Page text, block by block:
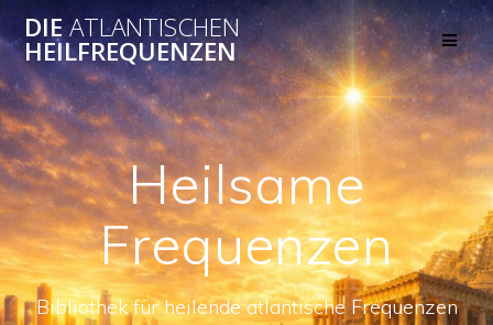
Skip
to
content
DIEATLANTISCHEN
HEILFREQUENZEN
Heilsame
Frequenzen
Bibliothek für heilende atlantische Frequenzen